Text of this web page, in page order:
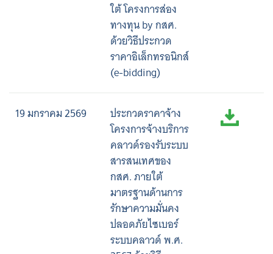
ใต้ โครงการส่อง
ทางทุน by กสศ.
ด้วยวิธีประกวด
ราคาอิเล็กทรอนิกส์
(e-bidding)
19 มกราคม 2569
ประกวดราคาจ้าง
โครงการจ้างบริการ
คลาวด์รองรับระบบ
สารสนเทศของ
กสศ. ภายใต้
มาตรฐานด้านการ
รักษาความมั่นคง
ปลอดภัยไซเบอร์
ระบบคลาวด์ พ.ศ.